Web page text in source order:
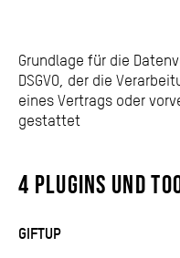
Grundlage für die
DSGVO, der die
eines Vertrags oder
gestattet
4 PLUGINS UND
GIFTUP